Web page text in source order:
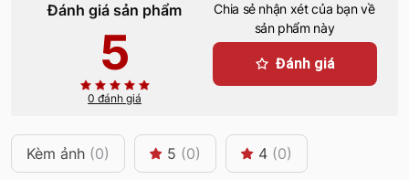
Đánh giá sản phẩm
5
0 đánh giá
Chia sẻ nhận xét của bạn về
sản phẩm này
Đánh giá
Kèm ảnh (0) 5 (0) 4 (0)